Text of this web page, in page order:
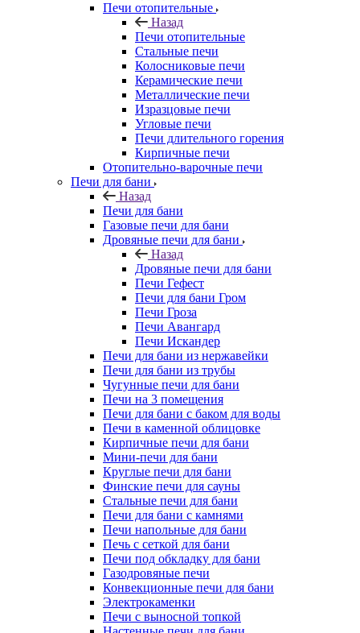
Печи отопительные
Назад
Печи отопительные
Стальные печи
Колосниковые печи
Керамические печи
Металлические печи
Изразцовые печи
Угловые печи
Печи длительного горения
Кирпичные печи
Отопительно-варочные печи
Печи для бани
Назад
Печи для бани
Газовые печи для бани
Дровяные печи для бани
Назад
Дровяные печи для бани
Печи Гефест
Печи для бани Гром
Печи Гроза
Печи Авангард
Печи Искандер
Печи для бани из нержавейки
Печи для бани из трубы
Чугунные печи для бани
Печи на 3 помещения
Печи для бани с баком для воды
Печи в каменной облицовке
Кирпичные печи для бани
Мини-печи для бани
Круглые печи для бани
Финские печи для сауны
Стальные печи для бани
Печи для бани с камнями
Печи напольные для бани
Печь с сеткой для бани
Печи под обкладку для бани
Газодровяные печи
Конвекционные печи для бани
Электрокаменки
Печи с выносной топкой